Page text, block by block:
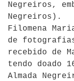
Negreiros,
Negreiros).
Filomena
de
recebido de
tendo doado
Almada